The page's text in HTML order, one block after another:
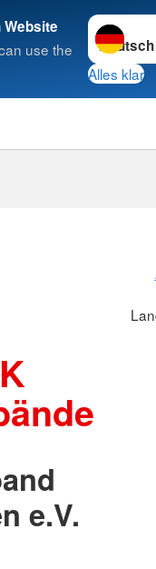
use the
Sprache
Alles klar
Suche
e.V.